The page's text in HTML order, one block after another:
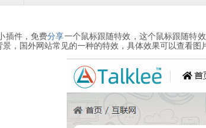
插件，免费分享一个鼠标跟随特效，这个鼠标跟随特
，国外网站常见的一种的特效，具体效果可以查看图